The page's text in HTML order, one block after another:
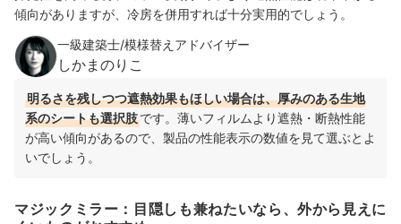
傾向がありますが、冷房を併用すれば十分実用的でしょう。
一級建築士/模様替えアドバイザー
しかまのりこ
明るさを残しつつ遮熱効果もほしい場合は、厚みのある生地
系のシートも選択肢です。薄いフィルムより遮熱・断熱性能
が高い傾向があるので、製品の性能表示の数値を見て選ぶとよ
いでしょう。
マジックミラー：目隠しも兼ねたいなら、外から見えに